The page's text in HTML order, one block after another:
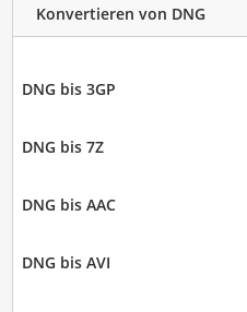
Konvertieren von DNG
DNG bis 3GP
DNG bis 7Z
DNG bis AAC
DNG bis AVI